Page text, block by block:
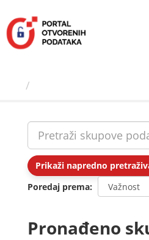
sadržaj
Prikaži napredno
Poredaj prema
Pronađeno